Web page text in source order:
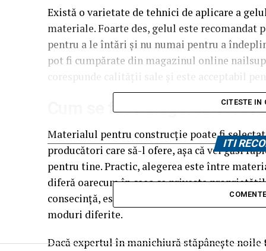
Există o varietate de tehnici de aplicare a
materiale. Foarte des, gelul este
pentru a le întări și nu numai pentru a
pot fi cumpărate din magazinul online
corespunde calității sale și este acceptabil
Cum se face alegerea
Materialul pentru construcție poate fi
producători care să-l ofere, așa că vei găsi
pentru tine. Practic, alegerea este între
diferă oarecum în ceea ce privește
consecință, este necesar să se construiască
moduri diferite.
Dacă expertul în manichiură stăpânește
CITESTE IN
ITI